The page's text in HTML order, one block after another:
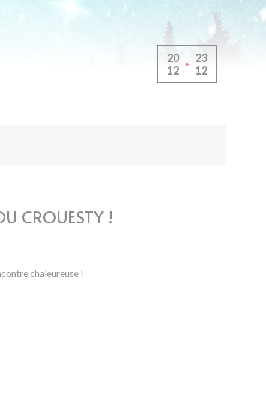
20
12
23
12
CROUESTY !
chaleureuse !